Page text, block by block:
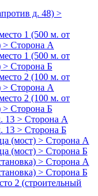
д. 48) >
1 (500 м. от
> Сторона А
1 (500 м. от
> Сторона Б
2 (100 м. от
> Сторона А
2 (100 м. от
> Сторона Б
13 > Сторона А
13 > Сторона Б
(мост) > Сторона А
(мост) > Сторона Б
> Сторона А
> Сторона Б
2 (строительный